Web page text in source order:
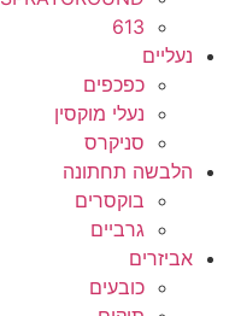
613
נעליים
כפכפים
נעלי מוקסין
סניקרס
הלבשה תחתונה
בוקסרים
גרביים
אביזרים
כובעים